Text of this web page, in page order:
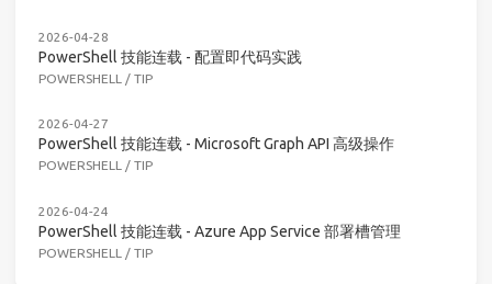
2026-04-28
PowerShell 技能连载 - 配置即代码实践
POWERSHELL / TIP
2026-04-27
PowerShell 技能连载 - Microsoft Graph API 高级操作
POWERSHELL / TIP
2026-04-24
PowerShell 技能连载 - Azure App Service 部署槽管理
POWERSHELL / TIP